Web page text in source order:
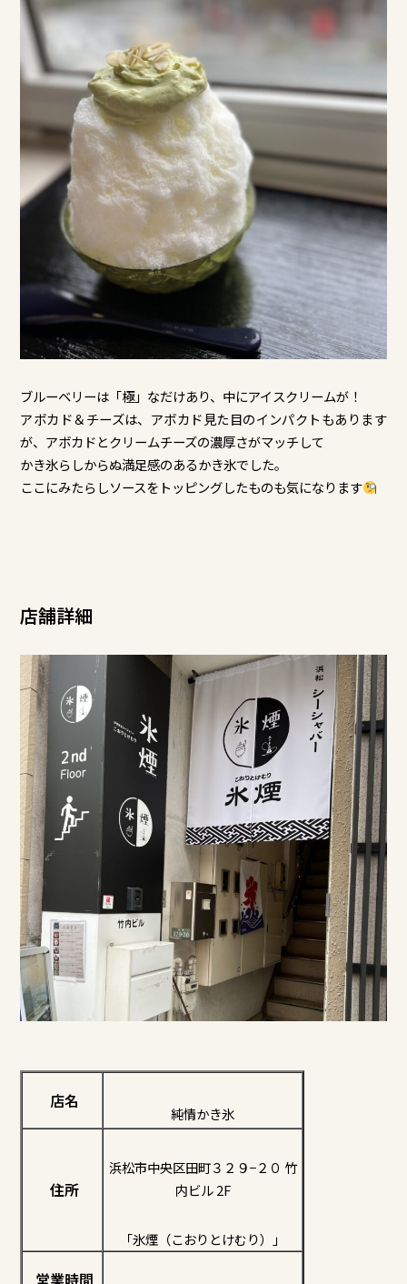
ブルーベリーは「極」なだけあり、中にアイスクリームが！
アボカド＆チーズは、アボカド見た目のインパクトもあります
が、アボカドとクリームチーズの濃厚さがマッチして
かき氷らしからぬ満足感のあるかき氷でした。
ここにみたらしソースをトッピングしたものも気になります
店舗詳細
店名
純情かき氷
住所
浜松市中央区田町３２９−２０ 竹
内ビル 2F
「氷煙（こおりとけむり）」
営業時間